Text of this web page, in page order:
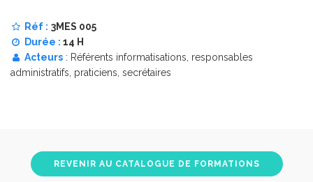
Réf : 3MES 005
Durée : 14 H
Acteurs : Référents informatisations, responsables
administratifs, praticiens, secrétaires
REVENIR AU CATALOGUE DE FORMATIONS